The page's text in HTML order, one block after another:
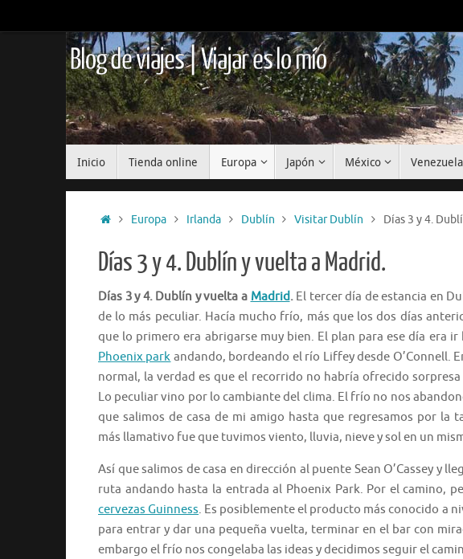
al
Blog de viajes | Viajar es lo mío
Inicio Tienda online Europa Japón México Venezuela
InicioEuropa Irlanda Dublín Visitar Dublín Días 3 y 4.
Días 3 y 4. Dublín y vuelta a Madrid.
Días 3 y 4. Dublín y vuelta a Madrid.El tercer día de estancia en
de lo más peculiar. Hacía mucho frío, más que los dos días
que lo primero era abrigarse muy bien. El plan para ese día era ir
Phoenix park andando, bordeando el río Liffey desde O’Connell.
normal, la verdad es que el recorrido no habría ofrecido sorpresa
Lo peculiar vino por lo cambiante del clima. El frío no nos
que salimos de casa de mi amigo hasta que regresamos por la
más llamativo fue que tuvimos viento, lluvia, nieve y sol en un
Así que salimos de casa en dirección al puente Sean O’Cassey y
ruta andando hasta la entrada al Phoenix Park. Por el camino,
cervezas Guinness. Es posiblemente el producto más conocido a
para entrar y dar una pequeña vuelta, terminar en el bar con
embargo el frío nos congelaba las ideas y decidimos seguir el